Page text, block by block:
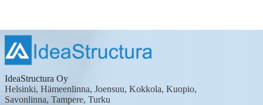
IdeaStructura Oy
Helsinki, Hämeenlinna, Joensuu, Kokkola, Kuopio,
Savonlinna, Tampere, Turku